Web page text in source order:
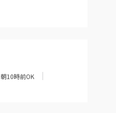
朝10時前OK